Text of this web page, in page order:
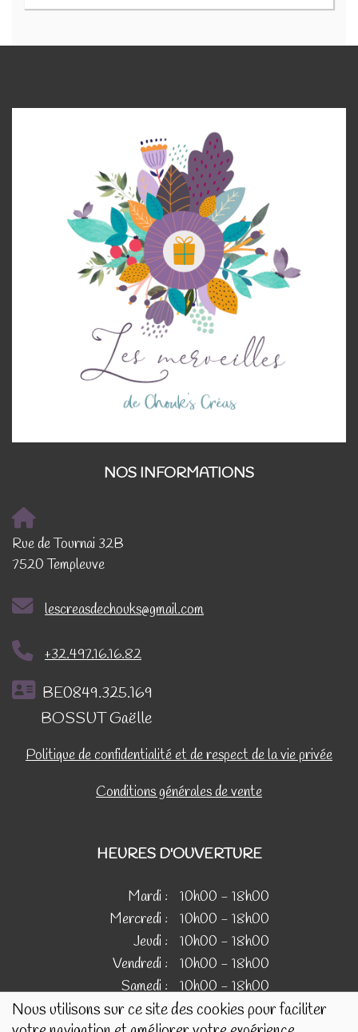
Nous utilisons sur ce site des cookies pour faciliter
NOS INFORMATIONS
Rue de Tournai 32B
7520 Templeuve
lescreasdechouks@gmail.com
+32.497.16.16.82
BE0849.325.169
BOSSUT Gaëlle
Politique de confidentialité et de respect de la vie privée
Conditions générales de vente
HEURES D'OUVERTURE
Mardi :
10h00 - 18h00
Mercredi :
10h00 - 18h00
Jeudi :
10h00 - 18h00
Vendredi :
10h00 - 18h00
Samedi : 10h00 - 18h00